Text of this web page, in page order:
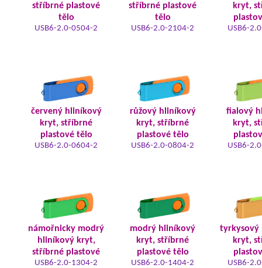
stříbrné plastové
tělo
USB6-2.0-0504-2
stříbrné plastové
tělo
USB6-2.0-2104-2
kryt,
USB6-
červený hliníkový
kryt, stříbrné
plastové tělo
USB6-2.0-0604-2
růžový hliníkový
kryt, stříbrné
plastové tělo
USB6-2.0-0804-2
fialový
kryt,
USB6-
námořnicky modrý
hliníkový kryt,
stříbrné plastové
USB6-2.0-1304-2
modrý hliníkový
kryt, stříbrné
plastové tělo
USB6-2.0-1404-2
tyrkysový
kryt,
USB6-